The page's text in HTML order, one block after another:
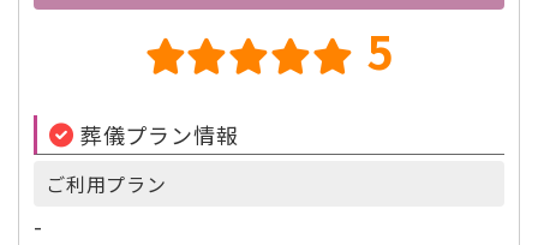
5
葬儀プラン情報
ご利用プラン
-